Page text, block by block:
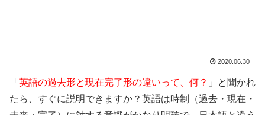
2020.06.30
「 英語の過去形と現在完了形の違いって、何？ 」と聞かれ
たら、すぐに説明できますか？英語は時制（過去・現在・